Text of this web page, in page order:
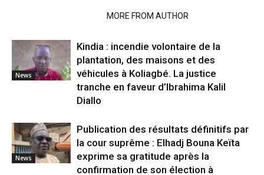
MORE FROM AUTHOR
News
Kindia : incendie volontaire de la
plantation, des maisons et des
véhicules à Koliagbé. La justice
tranche en faveur d’Ibrahima Kalil
Diallo
News
Publication des résultats définitifs par
la cour suprême : Elhadj Bouna Keïta
exprime sa gratitude après la
confirmation de son élection à